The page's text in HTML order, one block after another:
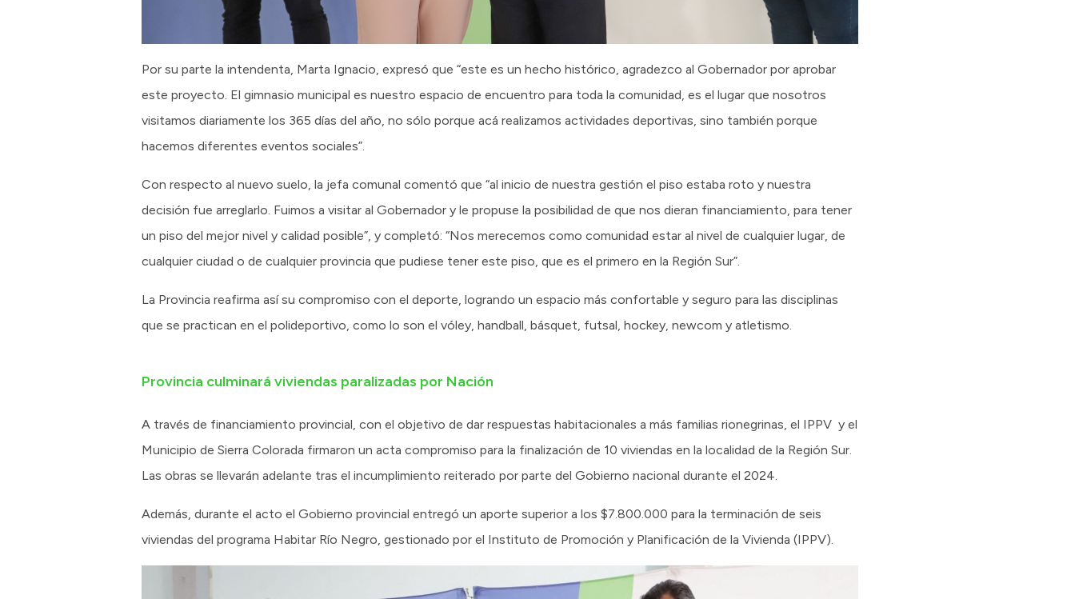
Por su parte la intendenta, Marta Ignacio, expresó que “este es un hecho histórico, agradezco al Gobernador por aprobar
este proyecto. El gimnasio municipal es nuestro espacio de encuentro para toda la comunidad, es el lugar que nosotros
visitamos diariamente los 365 días del año, no sólo porque acá realizamos actividades deportivas, sino también porque
hacemos diferentes eventos sociales”.
Con respecto al nuevo suelo, la jefa comunal comentó que “al inicio de nuestra gestión el piso estaba roto y nuestra
decisión fue arreglarlo. Fuimos a visitar al Gobernador y le propuse la posibilidad de que nos dieran financiamiento, para tener
un piso del mejor nivel y calidad posible”, y completó: “Nos merecemos como comunidad estar al nivel de cualquier lugar, de
cualquier ciudad o de cualquier provincia que pudiese tener este piso, que es el primero en la Región Sur”.
La Provincia reafirma así su compromiso con el deporte, logrando un espacio más confortable y seguro para las disciplinas
que se practican en el polideportivo, como lo son el vóley, handball, básquet, futsal, hockey, newcom y atletismo.
Provincia culminará viviendas paralizadas por Nación
A través de financiamiento provincial, con el objetivo de dar respuestas habitacionales a más familias rionegrinas, el IPPV y el
Municipio de Sierra Colorada firmaron un acta compromiso para la finalización de 10 viviendas en la localidad de la Región Sur.
Las obras se llevarán adelante tras el incumplimiento reiterado por parte del Gobierno nacional durante el 2024.
Además, durante el acto el Gobierno provincial entregó un aporte superior a los $7.800.000 para la terminación de seis
viviendas del programa Habitar Río Negro, gestionado por el Instituto de Promoción y Planificación de la Vivienda (IPPV).